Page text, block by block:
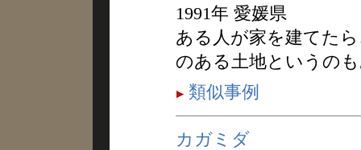
1991年 愛媛県
ある人が家を建てた
のある土地というの
類似事例
カガミダ